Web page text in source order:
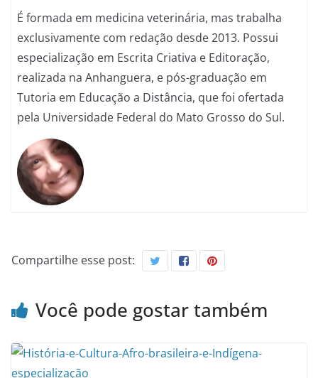
É formada em medicina veterinária, mas trabalha
exclusivamente com redação desde 2013. Possui
especialização em Escrita Criativa e Editoração,
realizada na Anhanguera, e pós-graduação em
Tutoria em Educação a Distância, que foi ofertada
pela Universidade Federal do Mato Grosso do Sul.
Compartilhe esse post:
Você pode gostar também